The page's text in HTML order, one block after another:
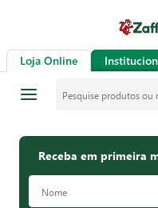
Loja Online
Receba em primeira